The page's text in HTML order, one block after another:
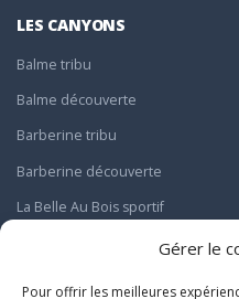
Gérer le
Pour offrir les meilleures
LES CANYONS
Balme tribu
Balme découverte
Barberine tribu
Barberine découverte
La Belle Au Bois sportif